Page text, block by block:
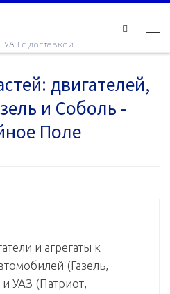
УАЗ с доставкой
двигателей,
и Соболь -
Поле
и агрегаты к
(Газель,
УАЗ (Патриот,